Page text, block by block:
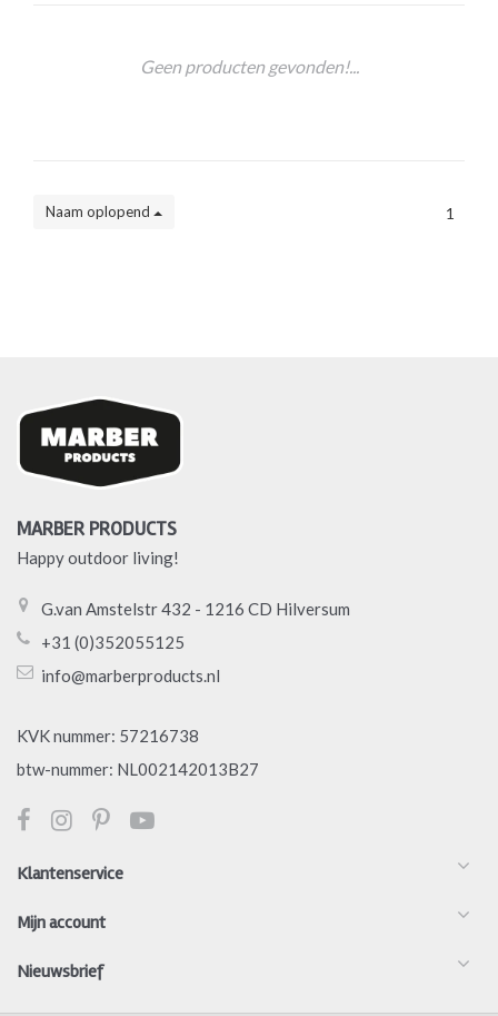
Geen producten gevonden!...
Naam oplopend 1
MARBER PRODUCTS
Happy outdoor living!
G.van Amstelstr 432 - 1216 CD Hilversum
+31 (0)352055125
info@marberproducts.nl
KVK nummer: 57216738
btw-nummer: NL002142013B27
Klantenservice
Mijn account
Nieuwsbrief